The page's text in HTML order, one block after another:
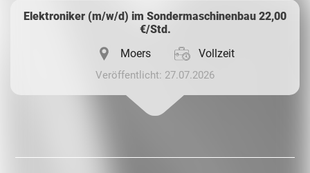
Elektroniker (m/w/d) im Sondermaschinenbau 22,00
€/Std.
Moers
Vollzeit
Veröffentlicht: 27.07.2026